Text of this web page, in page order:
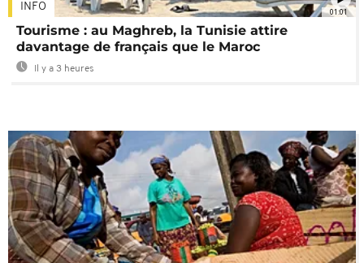
01:01
INFO
Tourisme : au Maghreb, la Tunisie attire
davantage de français que le Maroc
Il y a 3 heures